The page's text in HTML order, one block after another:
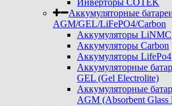
Аккумуляторные
AGM/GEL/LiFePO4/Carbon
Аккумуляторы LiNMC
Аккумуляторы Carbon
Аккумуляторы LifePo4
Аккумуляторные
GEL (Gel Electrolite)
Аккумуляторные
AGM (Absorbent Glass